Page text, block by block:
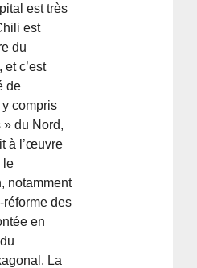
est très
est
du
c’est
de
compris
du Nord,
à l’œuvre
le
notamment
réforme des
en
La